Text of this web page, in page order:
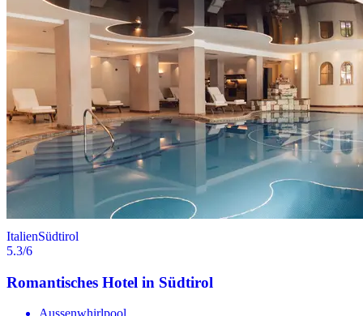
ItalienSüdtirol
5.3/6
Romantisches Hotel in Südtirol